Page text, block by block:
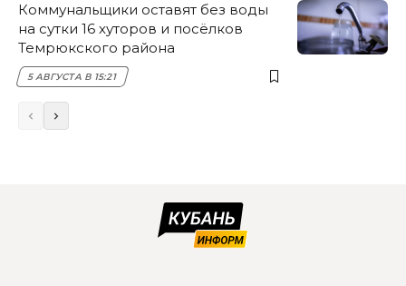
Коммунальщики оставят без воды
на сутки 16 хуторов и посёлков
Темрюкского района
5 АВГУСТА В 15:21